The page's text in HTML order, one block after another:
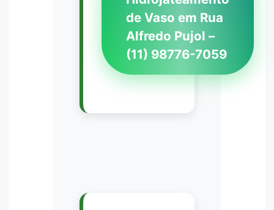
de Vaso em Rua
Alfredo Pujol –
(11) 98776-7059